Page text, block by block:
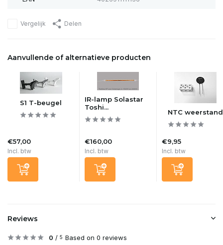
Vergelijk Delen
Aanvullende of alternatieve producten
S1 T-beugel
€57,00
Incl. btw
IR-lamp Solastar
Toshi...
€160,00
Incl. btw
NTC weerstand
€9,95
Incl. btw
Reviews
0 / 5 Based on 0 reviews